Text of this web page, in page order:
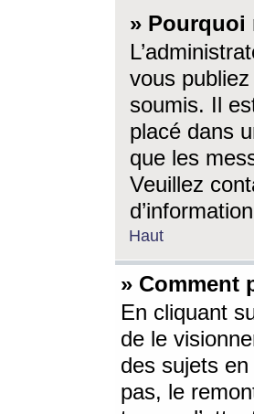
» Pourquoi
vous
soumis. Il
placé dans
que les
Veuillez
Haut
» Comment
En cliquant
de le
des sujets
pas, le